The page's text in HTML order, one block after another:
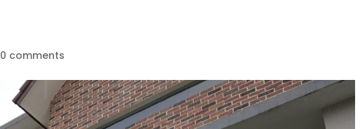
0 comments